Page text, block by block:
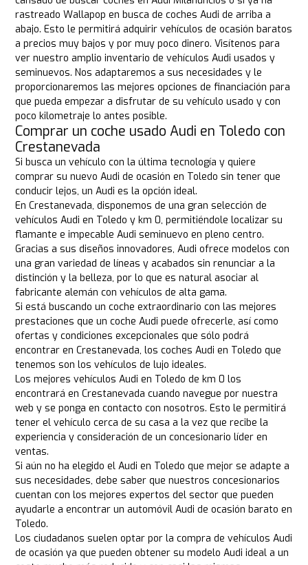
rastreado Wallapop en busca de coches Audi de arriba a
abajo. Esto le permitirá adquirir vehículos de ocasión baratos
a precios muy bajos y por muy poco dinero. Visítenos para
ver nuestro amplio inventario de vehículos Audi usados y
seminuevos. Nos adaptaremos a sus necesidades y le
proporcionaremos las mejores opciones de financiación para
que pueda empezar a disfrutar de su vehículo usado y con
poco kilometraje lo antes posible.
Comprar un coche usado Audi en Toledo con
Crestanevada
Si busca un vehículo con la última tecnología y quiere
comprar su nuevo Audi de ocasión en Toledo sin tener que
conducir lejos, un Audi es la opción ideal.
En Crestanevada, disponemos de una gran selección de
vehículos Audi en Toledo y km 0, permitiéndole localizar su
flamante e impecable Audi seminuevo en pleno centro.
Gracias a sus diseños innovadores, Audi ofrece modelos con
una gran variedad de líneas y acabados sin renunciar a la
distinción y la belleza, por lo que es natural asociar al
fabricante alemán con vehículos de alta gama.
Si está buscando un coche extraordinario con las mejores
prestaciones que un coche Audi puede ofrecerle, así como
ofertas y condiciones excepcionales que sólo podrá
encontrar en Crestanevada, los coches Audi en Toledo que
tenemos son los vehículos de lujo ideales.
Los mejores vehículos Audi en Toledo de km 0 los
encontrará en Crestanevada cuando navegue por nuestra
web y se ponga en contacto con nosotros. Esto le permitirá
tener el vehículo cerca de su casa a la vez que recibe la
experiencia y consideración de un concesionario líder en
ventas.
Si aún no ha elegido el Audi en Toledo que mejor se adapte a
sus necesidades, debe saber que nuestros concesionarios
cuentan con los mejores expertos del sector que pueden
ayudarle a encontrar un automóvil Audi de ocasión barato en
Toledo.
Los ciudadanos suelen optar por la compra de vehículos Audi
de ocasión ya que pueden obtener su modelo Audi ideal a un